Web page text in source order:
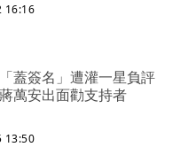
16:16
蓋簽名」遭灌一星負評
萬安出面勸支持者
13:50